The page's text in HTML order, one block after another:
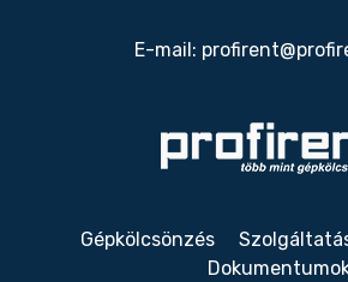
E-mail:
Gépkölcsönzés